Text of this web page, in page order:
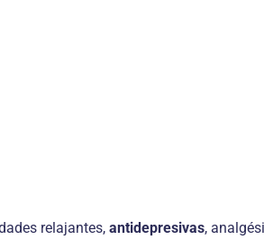
relajantes, antidepresivas,